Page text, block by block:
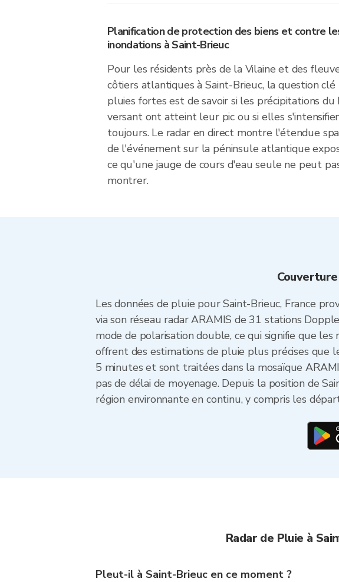
Planification de protection des biens et contre
inondations à Saint-Brieuc
Pour les résidents près de la Vilaine et des
côtiers atlantiques à Saint-Brieuc, la question clé
pluies fortes est de savoir si les précipitations du
versant ont atteint leur pic ou si elles
toujours. Le radar en direct montre l'étendue
de l'événement sur la péninsule atlantique
ce qu'une jauge de cours d'eau seule ne peut
montrer.
Les données de pluie pour Saint-Brieuc, France
via son réseau radar ARAMIS de 31 stations
mode de polarisation double, ce qui signifie que
offrent des estimations de pluie plus précises que
5 minutes et sont traitées dans la mosaïque
pas de délai de moyenage. Depuis la position de
région environnante en continu, y compris les
Radar de Pluie à
Pleut-il à Saint-Brieuc en ce moment ?